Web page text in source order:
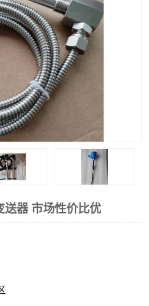
送器 市场性价比优
液位计传感器定制
物位计
测漏仪
锅炉水位计
电容液位计
加油站液位仪